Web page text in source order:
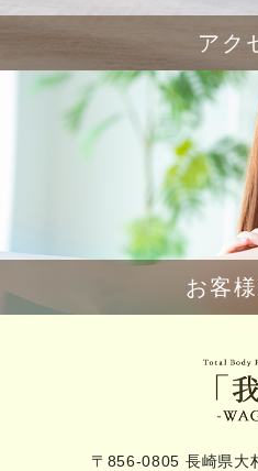
アク
お客
〒856-0805 長崎県大